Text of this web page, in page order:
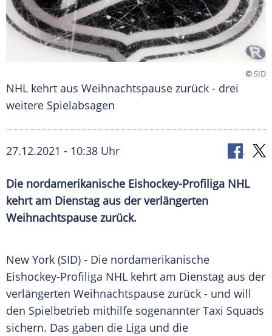
©SID
NHL kehrt aus Weihnachtspause zurück - drei
weitere Spielabsagen
27.12.2021 - 10:38 Uhr
Die nordamerikanische Eishockey-Profiliga NHL
kehrt am Dienstag aus der verlängerten
Weihnachtspause zurück.
New York (SID) - Die nordamerikanische
Eishockey-Profiliga NHL kehrt am Dienstag aus der
verlängerten Weihnachtspause zurück - und will
den Spielbetrieb mithilfe sogenannter Taxi Squads
sichern. Das gaben die Liga und die